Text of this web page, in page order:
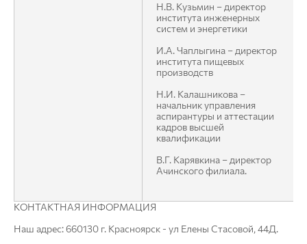
Н.В. Кузьмин – директор
института инженерных
систем и энергетики
И.А. Чаплыгина – директор
института пищевых
производств
Н.И. Калашникова –
начальник управления
аспирантуры и аттестации
кадров высшей
квалификации
В.Г. Карявкина – директор
Ачинского филиала.
КОНТАКТНАЯ ИНФОРМАЦИЯ
Наш адрес: 660130 г. Красноярск - ул Елены Стасовой, 44Д.